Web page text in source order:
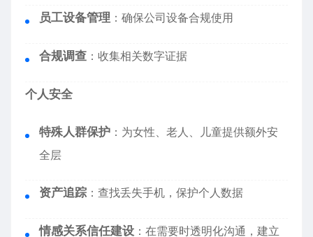
员工设备管理 ：确保公司设备合规使用
合规调查 ：收集相关数字证据
个人安全
特殊人群保护 ：为女性、老人、儿童提供额外安
全层
资产追踪 ：查找丢失手机，保护个人数据
情感关系信任建设 ：在需要时透明化沟通，建立